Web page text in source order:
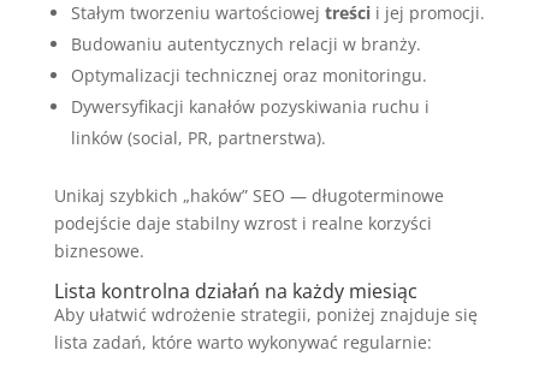
Stałym tworzeniu wartościowej treścii jej promocji.
Budowaniu autentycznych relacji w branży.
Optymalizacji technicznej oraz monitoringu.
Dywersyfikacji kanałów pozyskiwania ruchu i
linków (social, PR, partnerstwa).
Unikaj szybkich „haków” SEO — długoterminowe
podejście daje stabilny wzrost i realne korzyści
biznesowe.
Lista kontrolna działań na każdy miesiąc
Aby ułatwić wdrożenie strategii, poniżej znajduje się
lista zadań, które warto wykonywać regularnie: